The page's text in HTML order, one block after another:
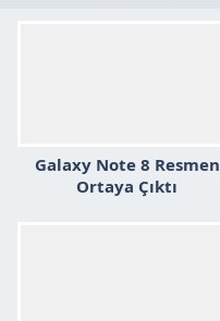
Galaxy Note 8 Resmen
Ortaya Çıktı